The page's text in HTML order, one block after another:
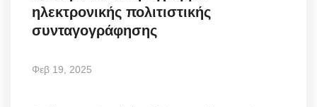
ηλεκτρονικής πολιτιστικής
συνταγογράφησης
Φεβ 19, 2025